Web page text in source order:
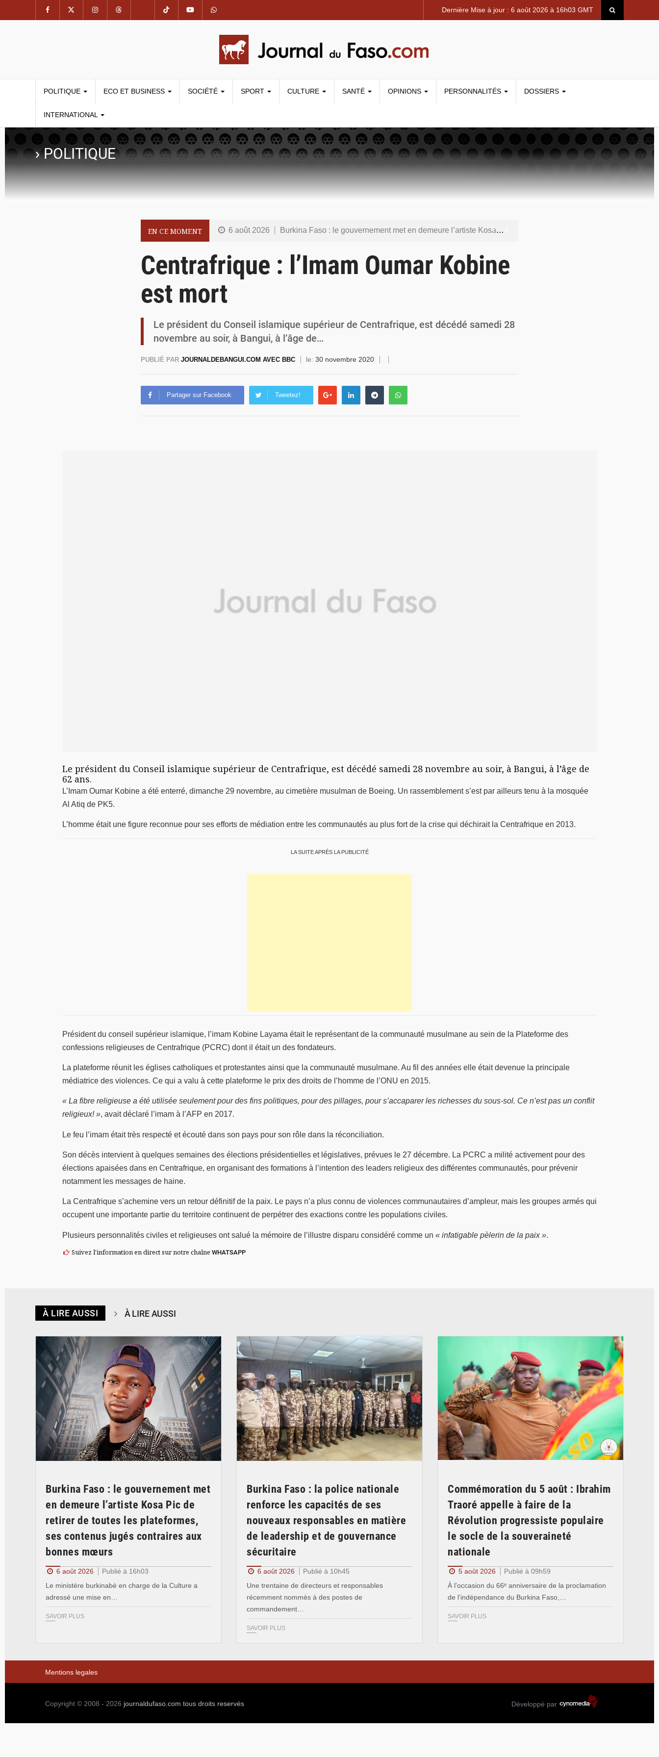
Dernière Mise à jour : 6 août 2026 à 16h03 GMT
POLITIQUE ECO ET BUSINESS SOCIÉTÉ SPORT CULTURE SANTÉ OPINIONS PERSONNALITÉS DOSSIERS
INTERNATIONAL
›POLITIQUE
EN CE MOMENT 6 août 2026 Burkina Faso : le gouvernement met en demeure l’artiste Kosa Pic de retirer de toutes les plateformes, ses contenus jugés contraires aux bonnes mœurs
5 août 2026 Commémoration du 5 août : Ibrahim Traoré appelle à faire de la Révolution progressiste populaire le socle de la souveraineté nationale
Centrafrique : l’Imam Oumar Kobine
est mort
Le président du Conseil islamique supérieur de Centrafrique, est décédé samedi 28
novembre au soir, à Bangui, à l’âge de…
PUBLIÉ PAR JOURNALDEBANGUI.COM AVEC BBC le: 30 novembre 2020
Partager sur Facebook Tweetez!
Le président du Conseil islamique supérieur de Centrafrique, est décédé samedi 28 novembre au soir, à Bangui, à l’âge de
62 ans.
L’Imam Oumar Kobine a été enterré, dimanche 29 novembre, au cimetière musulman de Boeing. Un rassemblement s’est par ailleurs tenu à la mosquée
Al Atiq de PK5.
L’homme était une figure reconnue pour ses efforts de médiation entre les communautés au plus fort de la crise qui déchirait la Centrafrique en 2013.
LA SUITE APRÈS LA PUBLICITÉ
Président du conseil supérieur islamique, l’imam Kobine Layama était le représentant de la communauté musulmane au sein de la Plateforme des
confessions religieuses de Centrafrique (PCRC) dont il était un des fondateurs.
La plateforme réunit les églises catholiques et protestantes ainsi que la communauté musulmane. Au fil des années elle était devenue la principale
médiatrice des violences. Ce qui a valu à cette plateforme le prix des droits de l’homme de l’ONU en 2015.
« La fibre religieuse a été utilisée seulement pour des fins politiques, pour des pillages, pour s’accaparer les richesses du sous-sol. Ce n’est pas un conflit
religieux! », avait déclaré l’imam à l’AFP en 2017.
Le feu l’imam était très respecté et écouté dans son pays pour son rôle dans la réconciliation.
Son décès intervient à quelques semaines des élections présidentielles et législatives, prévues le 27 décembre. La PCRC a milité activement pour des
élections apaisées dans en Centrafrique, en organisant des formations à l’intention des leaders religieux des différentes communautés, pour prévenir
notamment les messages de haine.
La Centrafrique s’achemine vers un retour définitif de la paix. Le pays n’a plus connu de violences communautaires d’ampleur, mais les groupes armés qui
occupent une importante partie du territoire continuent de perpétrer des exactions contre les populations civiles.
Plusieurs personnalités civiles et religieuses ont salué la mémoire de l’illustre disparu considéré comme un « infatigable pèlerin de la paix ».
Suivez l'information en direct sur notre chaîneWHATSAPP
À LIRE AUSSI À LIRE AUSSI
Burkina Faso : le gouvernement met
en demeure l’artiste Kosa Pic de
retirer de toutes les plateformes,
ses contenus jugés contraires aux
bonnes mœurs
6 août 2026
Publié à 16h03
Le ministère burkinabè en charge de la Culture a
adressé une mise en…
SAVOIR PLUS
Burkina Faso : la police nationale
renforce les capacités de ses
nouveaux responsables en matière
de leadership et de gouvernance
sécuritaire
6 août 2026
Publié à 10h45
Une trentaine de directeurs et responsables
récemment nommés à des postes de
commandement…
SAVOIR PLUS
Commémoration du 5 août : Ibrahim
Traoré appelle à faire de la
Révolution progressiste populaire
le socle de la souveraineté
nationale
5 août 2026
Publié à 09h59
À l’occasion du 66ᵉ anniversaire de la proclamation
de l’indépendance du Burkina Faso,…
SAVOIR PLUS
Mentions legales
Copyright © 2008 - 2026 journaldufaso.com tous droits reservés Développé par